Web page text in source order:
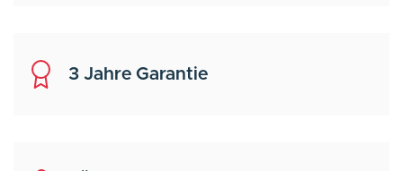
3 Jahre Garantie